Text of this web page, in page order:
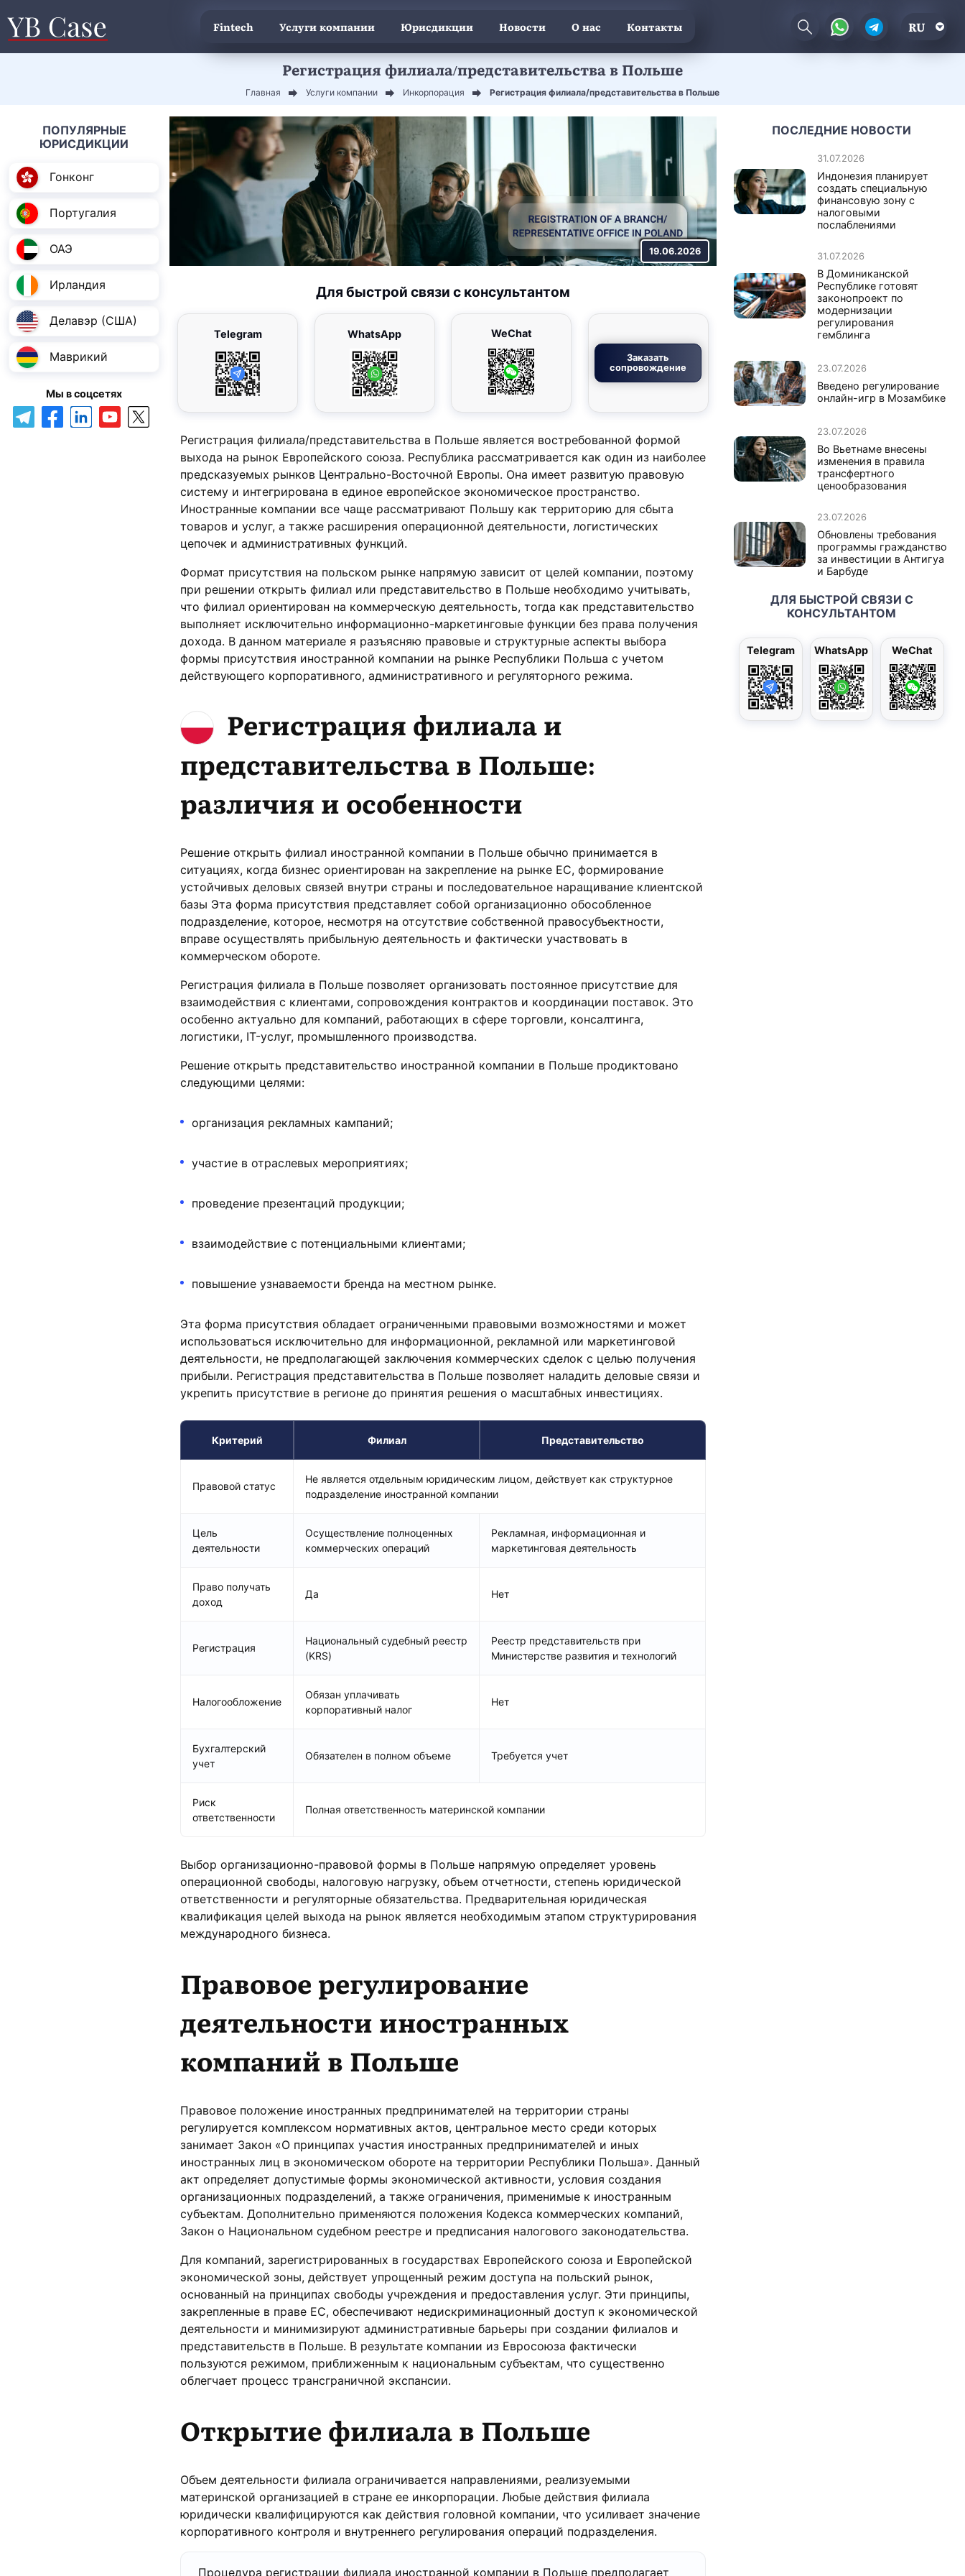
Fintech Услуги компании Юрисдикции Новости О нас Контакты RU
Регистрация филиала/представительства в Польше
Главная Услуги компании Инкорпорация Регистрация филиала/представительства в Польше
ПОПУЛЯРНЫЕ
ЮРИСДИКЦИИ
Гонконг
Португалия
ОАЭ
Ирландия
Делавэр (США)
Маврикий
Мы в соцсетях
19.06.2026
Для быстрой связи с консультантом
Telegram WhatsApp WeChat
Заказать
сопровождение
Регистрация филиала/представительства в Польше является востребованной формой
выхода на рынок Европейского союза. Республика рассматривается как один из наиболее
предсказуемых рынков Центрально-Восточной Европы. Она имеет развитую правовую
систему и интегрирована в единое европейское экономическое пространство.
Иностранные компании все чаще рассматривают Польшу как территорию для сбыта
товаров и услуг, а также расширения операционной деятельности, логистических
цепочек и административных функций.
Формат присутствия на польском рынке напрямую зависит от целей компании, поэтому
при решении открыть филиал или представительство в Польше необходимо учитывать,
что филиал ориентирован на коммерческую деятельность, тогда как представительство
выполняет исключительно информационно-маркетинговые функции без права получения
дохода. В данном материале я разъясняю правовые и структурные аспекты выбора
формы присутствия иностранной компании на рынке Республики Польша с учетом
действующего корпоративного, административного и регуляторного режима.
Регистрация филиала и
представительства в Польше:
различия и особенности
Решение открыть филиал иностранной компании в Польше обычно принимается в
ситуациях, когда бизнес ориентирован на закрепление на рынке ЕС, формирование
устойчивых деловых связей внутри страны и последовательное наращивание клиентской
базы Эта форма присутствия представляет собой организационно обособленное
подразделение, которое, несмотря на отсутствие собственной правосубъектности,
вправе осуществлять прибыльную деятельность и фактически участвовать в
коммерческом обороте.
Регистрация филиала в Польше позволяет организовать постоянное присутствие для
взаимодействия с клиентами, сопровождения контрактов и координации поставок. Это
особенно актуально для компаний, работающих в сфере торговли, консалтинга,
логистики, IT-услуг, промышленного производства.
Решение открыть представительство иностранной компании в Польше продиктовано
следующими целями:
организация рекламных кампаний;
участие в отраслевых мероприятиях;
проведение презентаций продукции;
взаимодействие с потенциальными клиентами;
повышение узнаваемости бренда на местном рынке.
Эта форма присутствия обладает ограниченными правовыми возможностями и может
использоваться исключительно для информационной, рекламной или маркетинговой
деятельности, не предполагающей заключения коммерческих сделок с целью получения
прибыли. Регистрация представительства в Польше позволяет наладить деловые связи и
укрепить присутствие в регионе до принятия решения о масштабных инвестициях.
Критерий Филиал Представительство
Правовой статус
Не является отдельным юридическим лицом, действует как структурное
подразделение иностранной компании
Цель
деятельности
Осуществление полноценных
коммерческих операций
Рекламная, информационная и
маркетинговая деятельность
Право получать
доход
Да Нет
Регистрация
Национальный судебный реестр
(KRS)
Реестр представительств при
Министерстве развития и технологий
Налогообложение
Обязан уплачивать
корпоративный налог
Нет
Бухгалтерский
учет
Обязателен в полном объеме Требуется учет
Риск
ответственности
Полная ответственность материнской компании
Выбор организационно-правовой формы в Польше напрямую определяет уровень
операционной свободы, налоговую нагрузку, объем отчетности, степень юридической
ответственности и регуляторные обязательства. Предварительная юридическая
квалификация целей выхода на рынок является необходимым этапом структурирования
международного бизнеса.
Правовое регулирование
деятельности иностранных
компаний в Польше
Правовое положение иностранных предпринимателей на территории страны
регулируется комплексом нормативных актов, центральное место среди которых
занимает Закон «О принципах участия иностранных предпринимателей и иных
иностранных лиц в экономическом обороте на территории Республики Польша». Данный
акт определяет допустимые формы экономической активности, условия создания
организационных подразделений, а также ограничения, применимые к иностранным
субъектам. Дополнительно применяются положения Кодекса коммерческих компаний,
Закон о Национальном судебном реестре и предписания налогового законодательства.
Для компаний, зарегистрированных в государствах Европейского союза и Европейской
экономической зоны, действует упрощенный режим доступа на польский рынок,
основанный на принципах свободы учреждения и предоставления услуг. Эти принципы,
закрепленные в праве ЕС, обеспечивают недискриминационный доступ к экономической
деятельности и минимизируют административные барьеры при создании филиалов и
представительств в Польше. В результате компании из Евросоюза фактически
пользуются режимом, приближенным к национальным субъектам, что существенно
облегчает процесс трансграничной экспансии.
Открытие филиала в Польше
Объем деятельности филиала ограничивается направлениями, реализуемыми
материнской организацией в стране ее инкорпорации. Любые действия филиала
юридически квалифицируются как действия головной компании, что усиливает значение
корпоративного контроля и внутреннего регулирования операций подразделения.
Процедура регистрации филиала иностранной компании в Польше предполагает
ПОСЛЕДНИЕ НОВОСТИ
31.07.2026
Индонезия планирует
создать специальную
финансовую зону с
налоговыми
послаблениями
31.07.2026
В Доминиканской
Республике готовят
законопроект по
модернизации
регулирования
гемблинга
23.07.2026
Введено регулирование
онлайн-игр в Мозамбике
23.07.2026
Во Вьетнаме внесены
изменения в правила
трансфертного
ценообразования
23.07.2026
Обновлены требования
программы гражданство
за инвестиции в Антигуа
и Барбуде
ДЛЯ БЫСТРОЙ СВЯЗИ С
КОНСУЛЬТАНТОМ
Telegram WhatsApp WeChat